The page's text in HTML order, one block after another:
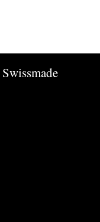
Swissmade